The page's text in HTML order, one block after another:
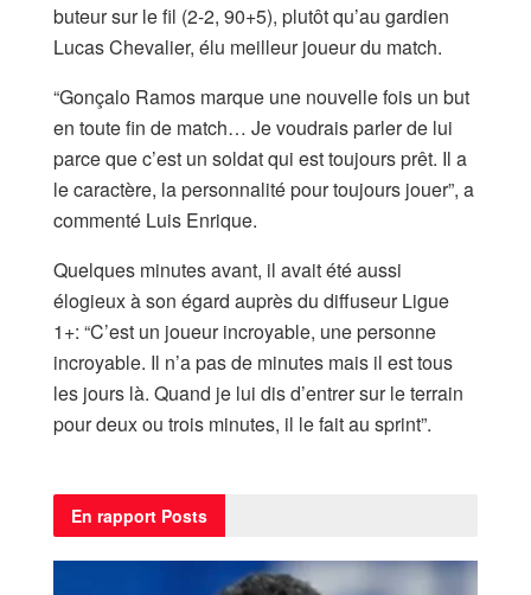
buteur sur le fil (2-2, 90+5), plutôt qu’au gardien
Lucas Chevalier, élu meilleur joueur du match.
“Gonçalo Ramos marque une nouvelle fois un but
en toute fin de match… Je voudrais parler de lui
parce que c’est un soldat qui est toujours prêt. Il a
le caractère, la personnalité pour toujours jouer”, a
commenté Luis Enrique.
Quelques minutes avant, il avait été aussi
élogieux à son égard auprès du diffuseur Ligue
1+: “C’est un joueur incroyable, une personne
incroyable. Il n’a pas de minutes mais il est tous
les jours là. Quand je lui dis d’entrer sur le terrain
pour deux ou trois minutes, il le fait au sprint”.
En rapport Posts